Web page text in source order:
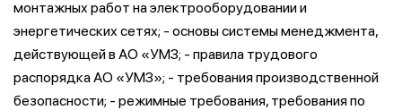
монтажных работ на электрооборудовании и
энергетических сетях; - основы системы менеджмента,
действующей в АО «УМЗ; - правила трудового
распорядка АО «УМЗ»; - требования производственной
безопасности; - режимные требования, требования по